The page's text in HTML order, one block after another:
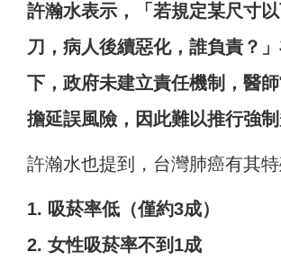
許瀚水表示，「若規定某尺寸
刀，病人後續惡化，誰負責？
下，政府未建立責任機制，醫
擔延誤風險，因此難以推行強制
許瀚水也提到，台灣肺癌有其特
1. 吸菸率低（僅約3成）
2. 女性吸菸率不到1成